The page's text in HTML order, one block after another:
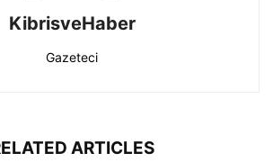
KibrisveHaber
Gazeteci
ARTICLES